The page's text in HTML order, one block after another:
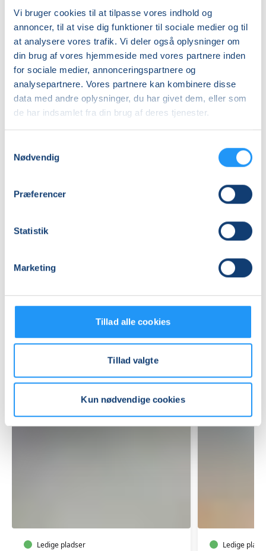
Vi bruger cookies til at tilpasse vores indhold og
annoncer, til at vise dig funktioner til sociale medier og til
at analysere vores trafik. Vi deler også oplysninger om
din brug af vores hjemmeside med vores partnere inden
for sociale medier, annonceringspartnere og
analysepartnere. Vores partnere kan kombinere disse
data med andre oplysninger, du har givet dem, eller som
de har indsamlet fra din brug af deres tjenester.
Nødvendig
Præferencer
Statistik
Marketing
Tillad alle cookies
Tillad valgte
Kun nødvendige cookies
tirsdag 01.09.2026, kl. 17.00 - 18.30
Sidste mødegang
tirsdag 15.12.2026, kl. 17.00 - 18.30
Antal mødegange
16mødegange
Adresse
Se på kort
Relaterede hold
hensyntagende
Ledige pladser
Ledige